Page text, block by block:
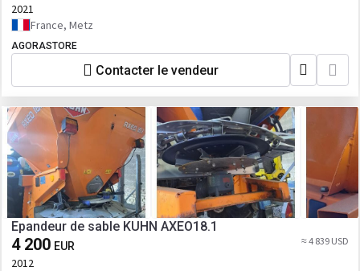
2021
France, Metz
AGORASTORE
Contacter le vendeur
Epandeur de sable KUHN AXEO18.1
4 200 EUR ≈ 4 839 USD
2012